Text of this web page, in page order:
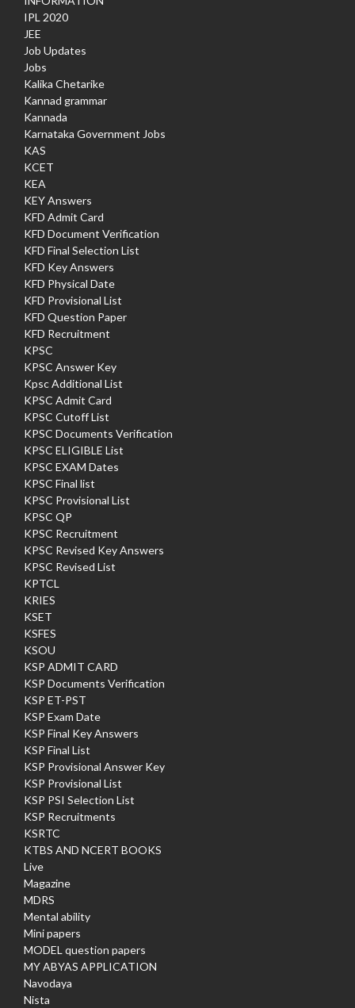
IPL 2020
JEE
Job Updates
Jobs
Kalika Chetarike
Kannad grammar
Kannada
Karnataka Government Jobs
KAS
KCET
KEA
KEY Answers
KFD Admit Card
KFD Document Verification
KFD Final Selection List
KFD Key Answers
KFD Physical Date
KFD Provisional List
KFD Question Paper
KFD Recruitment
KPSC
KPSC Answer Key
Kpsc Additional List
KPSC Admit Card
KPSC Cutoff List
KPSC Documents Verification
KPSC ELIGIBLE List
KPSC EXAM Dates
KPSC Final list
KPSC Provisional List
KPSC QP
KPSC Recruitment
KPSC Revised Key Answers
KPSC Revised List
KPTCL
KRIES
KSET
KSFES
KSOU
KSP ADMIT CARD
KSP Documents Verification
KSP ET-PST
KSP Exam Date
KSP Final Key Answers
KSP Final List
KSP Provisional Answer Key
KSP Provisional List
KSP PSI Selection List
KSP Recruitments
KSRTC
KTBS AND NCERT BOOKS
Live
Magazine
MDRS
Mental ability
Mini papers
MODEL question papers
MY ABYAS APPLICATION
Navodaya
Nista